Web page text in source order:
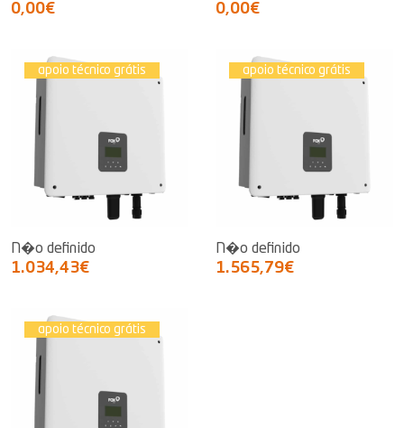
0,00€ 0,00€
apoio técnico grátis
N�o definido
1.034,43€
apoio técnico grátis
N�o definido
1.565,79€
apoio técnico grátis